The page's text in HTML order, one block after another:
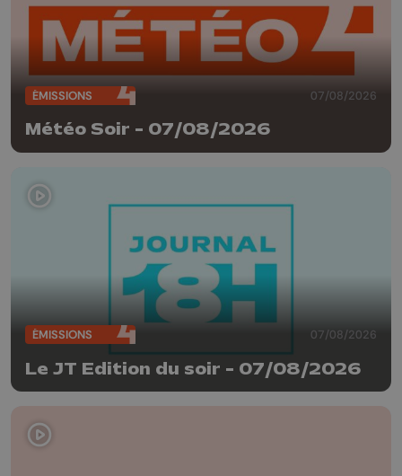
ÉMISSIONS 07/08/2026
Météo Soir - 07/08/2026
ÉMISSIONS 07/08/2026
Le JT Edition du soir - 07/08/2026